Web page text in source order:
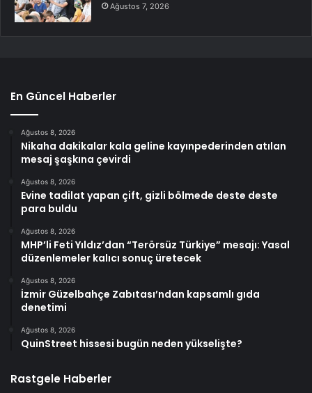
Ağustos 7, 2026
En Güncel Haberler
Ağustos 8, 2026
Nikaha dakikalar kala geline kayınpederinden atılan
mesaj şaşkına çevirdi
Ağustos 8, 2026
Evine tadilat yapan çift, gizli bölmede deste deste
para buldu
Ağustos 8, 2026
MHP’li Feti Yıldız’dan “Terörsüz Türkiye” mesajı: Yasal
düzenlemeler kalıcı sonuç üretecek
Ağustos 8, 2026
İzmir Güzelbahçe Zabıtası’ndan kapsamlı gıda
denetimi
Ağustos 8, 2026
QuinStreet hissesi bugün neden yükselişte?
Rastgele Haberler